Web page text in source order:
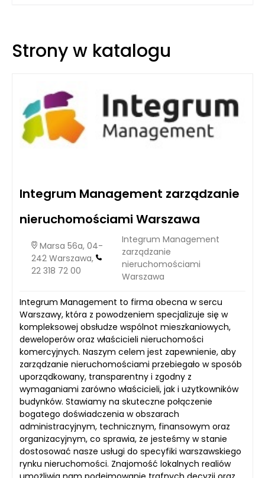
Strony w katalogu
Integrum Management zarządzanie
nieruchomościami Warszawa
Marsa 56a, 04-
242 Warszawa,
22 318 72 00
Integrum Management
zarządzanie
nieruchomościami
Warszawa
Integrum Management to firma obecna w sercu
Warszawy, która z powodzeniem specjalizuje się w
kompleksowej obsłudze wspólnot mieszkaniowych,
deweloperów oraz właścicieli nieruchomości
komercyjnych. Naszym celem jest zapewnienie, aby
zarządzanie nieruchomościami przebiegało w sposób
uporządkowany, transparentny i zgodny z
wymaganiami zarówno właścicieli, jak i użytkowników
budynków. Stawiamy na skuteczne połączenie
bogatego doświadczenia w obszarach
administracyjnym, technicznym, finansowym oraz
organizacyjnym, co sprawia, że jesteśmy w stanie
dostosować nasze usługi do specyfiki warszawskiego
rynku nieruchomości. Znajomość lokalnych realiów